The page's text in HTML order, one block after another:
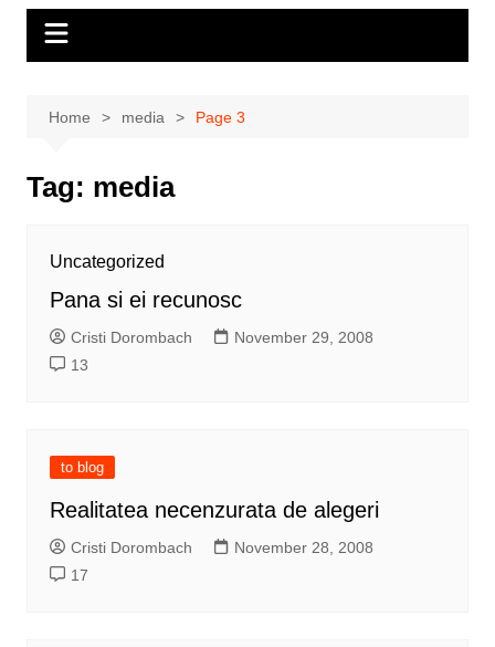
Home media Page 3
Tag: media
Uncategorized
Pana si ei recunosc
Cristi Dorombach
November 29, 2008
13
to blog
Realitatea necenzurata de alegeri
Cristi Dorombach
November 28, 2008
17